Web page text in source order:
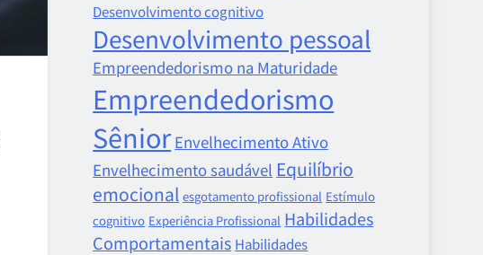
Desenvolvimento cognitivo
Desenvolvimento pessoal
Empreendedorismo na Maturidade
Empreendedorismo
SêniorEnvelhecimento Ativo
Envelhecimento saudável Equilíbrio
emocional esgotamento profissional Estímulo
cognitivo Experiência Profissional Habilidades
Comportamentais Habilidades